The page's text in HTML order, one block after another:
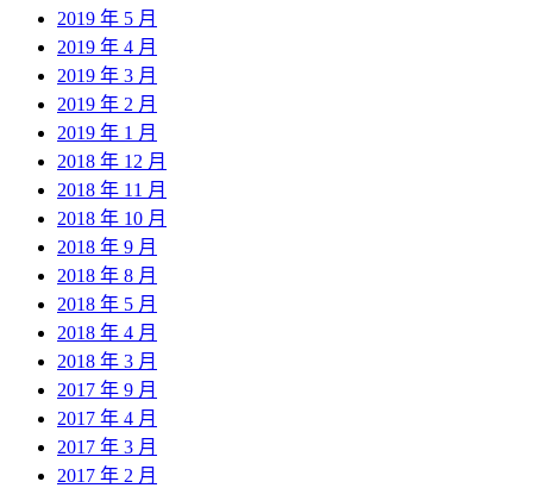
2019 年 5 月
2019 年 4 月
2019 年 3 月
2019 年 2 月
2019 年 1 月
2018 年 12 月
2018 年 11 月
2018 年 10 月
2018 年 9 月
2018 年 8 月
2018 年 5 月
2018 年 4 月
2018 年 3 月
2017 年 9 月
2017 年 4 月
2017 年 3 月
2017 年 2 月